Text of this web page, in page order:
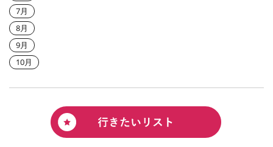
7月
8月
9月
10月